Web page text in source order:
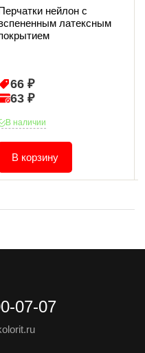
нейлон с
латексным
66 ₽
63 ₽
В наличии
В корзину
07-07